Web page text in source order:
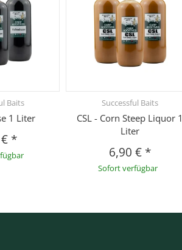
Baits
1 Liter
*
Successful Baits
CSL - Corn Steep Liquor 1
Liter
6,90 € *
Sofort verfügbar